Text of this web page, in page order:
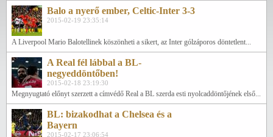
Balo a nyerő ember, Celtic-Inter 3-3
2015-02-19 23:35:14
A Liverpool Mario Balotellinek köszönheti a sikert, az Inter gólzáporos döntetlent...
A Real fél lábbal a BL-
negyeddöntőben!
2015-02-18 23:19:30
Megnyugtató előnyt szerzett a címvédő Real a BL szerda esti nyolcaddöntőjének első...
BL: bizakodhat a Chelsea és a
Bayern
2015-02-17 23:06:54